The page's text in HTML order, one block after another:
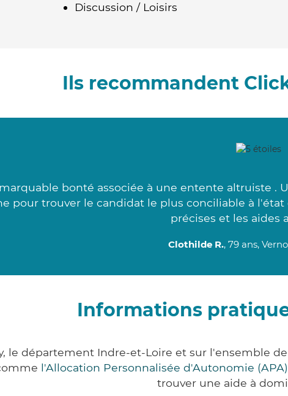
Discussion / Loisirs
Ils recommandent
bonté associée à une entente altruiste
pour trouver le candidat le plus conciliable à
précises et les aides
Clothilde R., 79 ans,
Informations
le département Indre-et-Loire et sur l'ensemble
l'Allocation Personnalisée d'Autonomie (APA)
trouver une aide à